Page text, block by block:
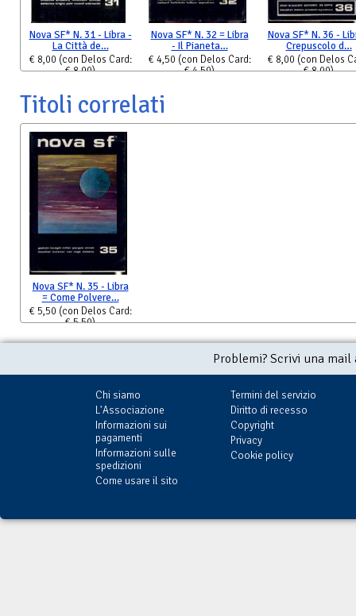
Nova SF* N. 31 - Libra -
La Città de…
€ 8,00 (con Delos Card:
€ 8,00)
Nova SF* N. 32 = Libra
- Il Pianeta…
€ 4,50 (con Delos Card:
€ 4,50)
Nova SF* N. 36 -
Crepuscolo d…
€ 8,00 (con Delos
€ 8,00)
Titoli correlati
Nova SF* N. 35 - Libra
= Come Polvere…
€ 5,50 (con Delos Card:
€ 5,50)
Problemi? Scrivi una
Chi siamo
L'Associazione
Informazioni sui
pagamenti
Informazioni sulle
spedizioni
Come usare il sito
Termini del servizio
Diritto di recesso
Copyright
Privacy
Cookie policy